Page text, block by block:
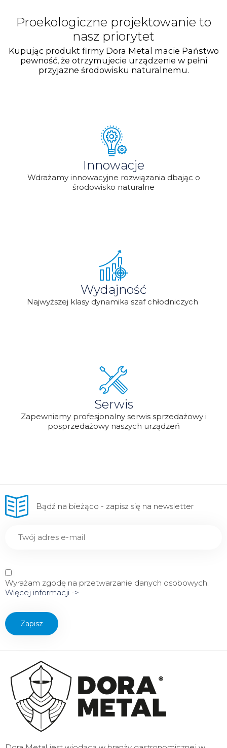
Proekologiczne projektowanie to
nasz priorytet
Kupując produkt firmy Dora Metal macie Państwo
pewność, że otrzymujecie urządzenie w pełni
przyjazne środowisku naturalnemu.
Innowacje
Wdrażamy innowacyjne rozwiązania dbając o
środowisko naturalne
Wydajność
Najwyższej klasy dynamika szaf chłodniczych
Serwis
Zapewniamy profesjonalny serwis sprzedażowy i
posprzedażowy naszych urządzeń
Bądź na bieżąco - zapisz się na newsletter
Wyrażam zgodę na przetwarzanie danych osobowych.
Więcej informacji ->